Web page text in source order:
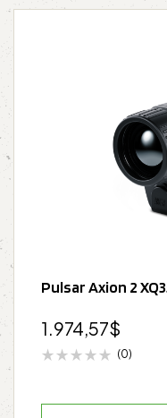
Pulsar Axion 2
1.974,57$
(0)